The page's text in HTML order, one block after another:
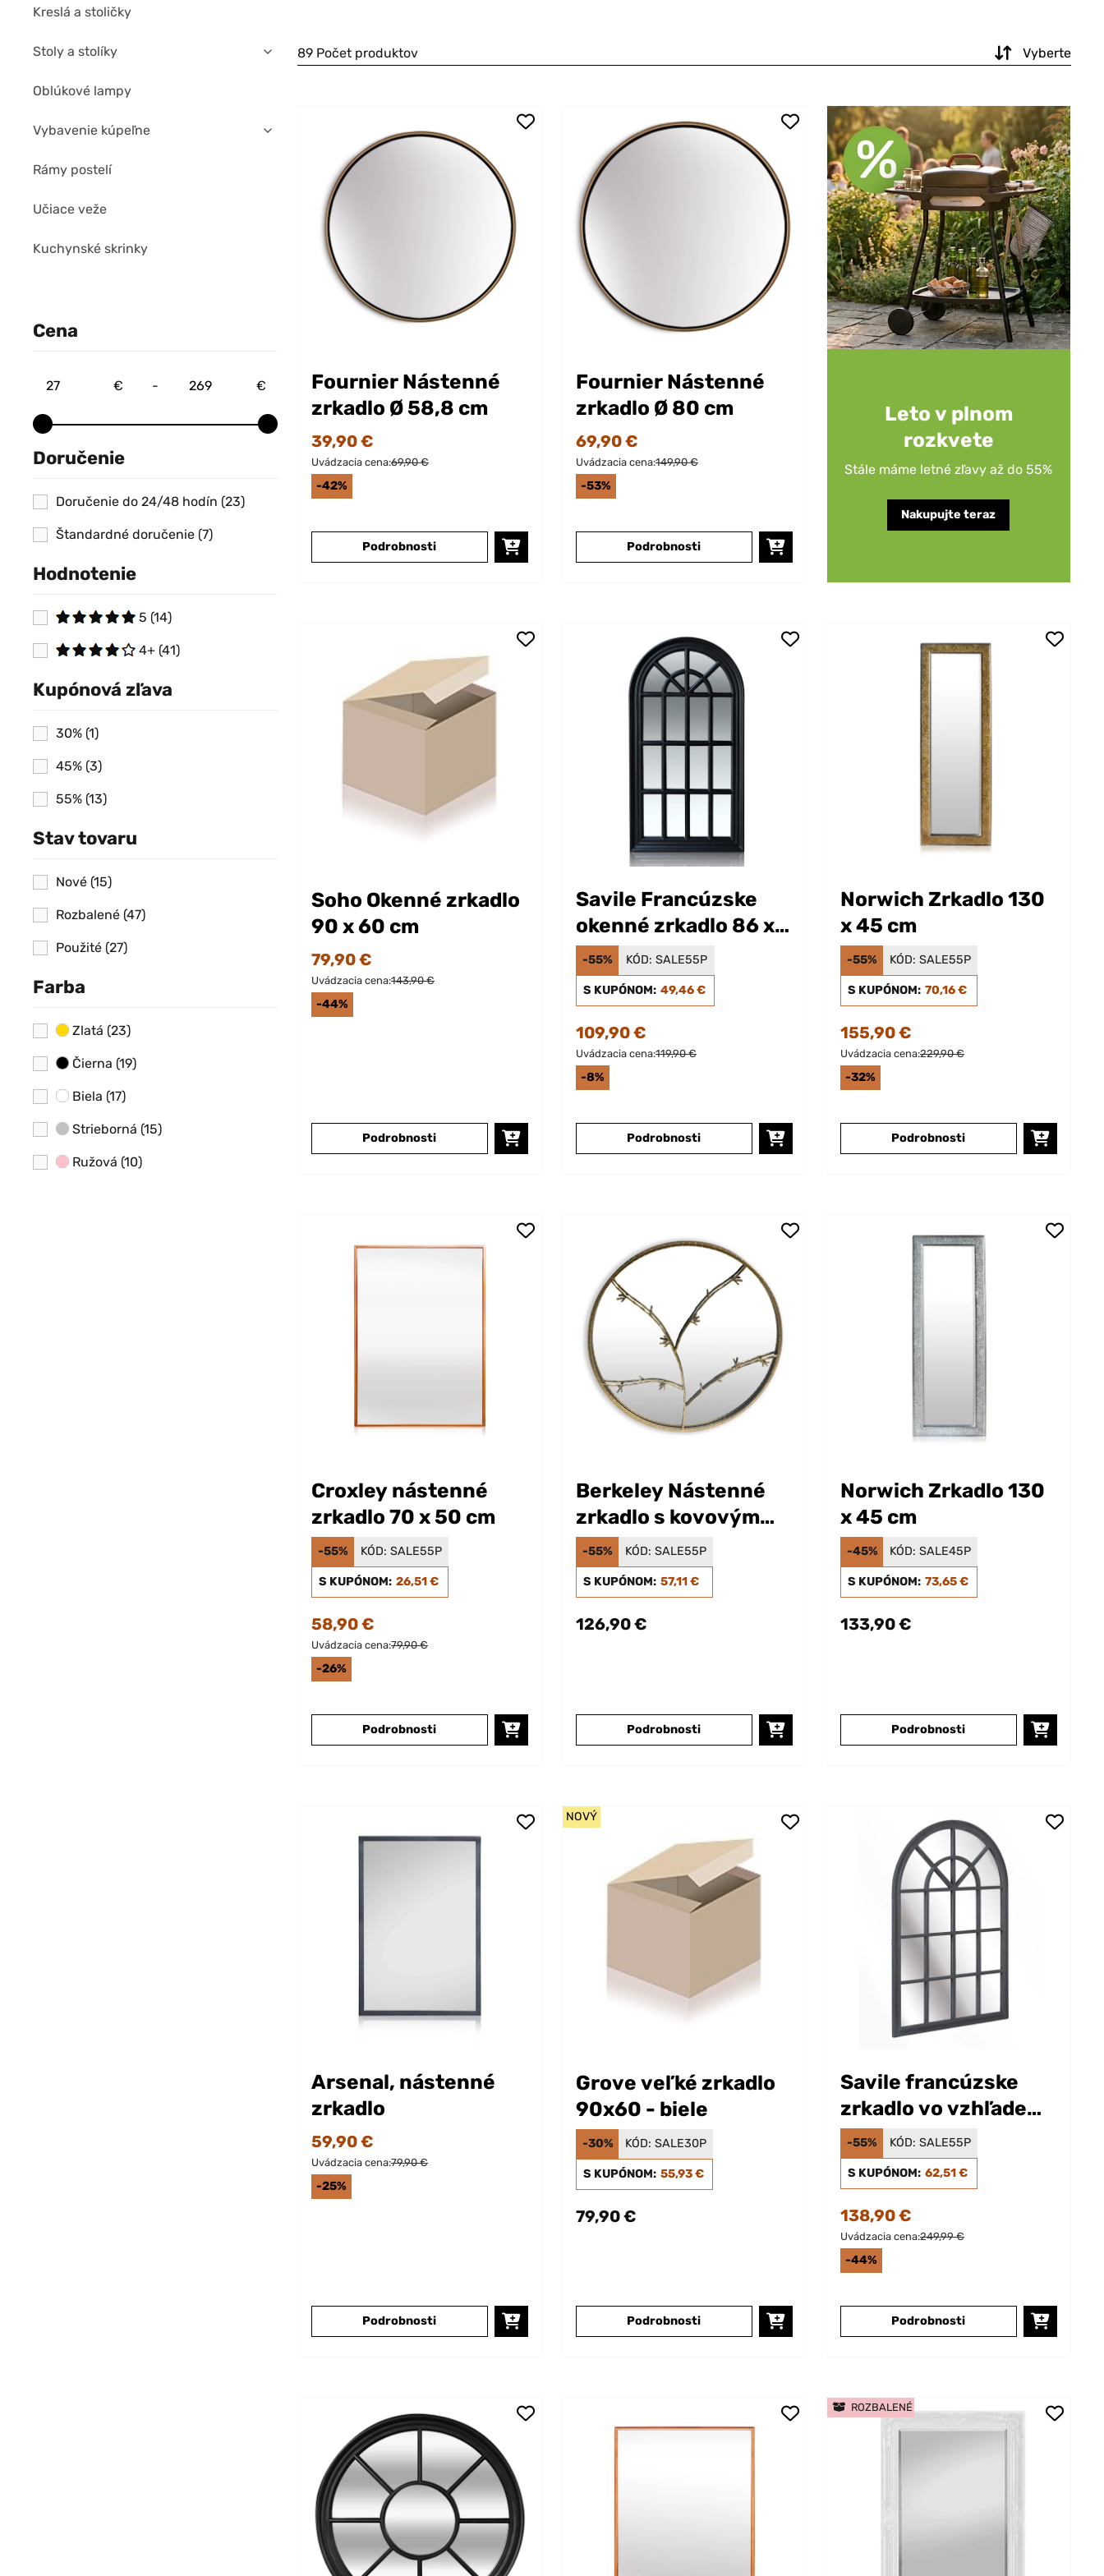
Kreslá a stoličky
Stoly a stolíky
Oblúkové lampy
Vybavenie kúpeľne
Rámy postelí
Učiace veže
Kuchynské skrinky
Cena
€ - €
Doručenie
Doručenie do 24/48 hodín (23)
Štandardné doručenie (7)
Hodnotenie
5 (14)
4+ (41)
Kupónová zľava
30% (1)
45% (3)
55% (13)
Stav tovaru
Nové (15)
Rozbalené (47)
Použité (27)
Farba
Zlatá (23)
Čierna (19)
Biela (17)
Strieborná (15)
Ružová (10)
89 Počet produktov Vyberte
Fournier Nástenné
zrkadlo Ø 58,8 cm
39,90 €
Uvádzacia cena:69,90 €
-42%
Podrobnosti
Fournier Nástenné
zrkadlo Ø 80 cm
69,90 €
Uvádzacia cena:149,90 €
-53%
Podrobnosti
Leto v plnom
rozkvete
Stále máme letné zľavy až do 55%
Nakupujte teraz
Soho Okenné zrkadlo
90 x 60 cm
79,90 €
Uvádzacia cena:143,90 €
-44%
Podrobnosti
Savile Francúzske
okenné zrkadlo 86 x
46 cm
-55% KÓD: SALE55P
S KUPÓNOM: 49,46 €
109,90 €
Uvádzacia cena:119,90 €
-8%
Podrobnosti
Norwich Zrkadlo 130
x 45 cm
-55% KÓD: SALE55P
S KUPÓNOM: 70,16 €
155,90 €
Uvádzacia cena:229,90 €
-32%
Podrobnosti
Croxley nástenné
zrkadlo 70 x 50 cm
-55% KÓD: SALE55P
S KUPÓNOM: 26,51 €
58,90 €
Uvádzacia cena:79,90 €
-26%
Podrobnosti
Berkeley Nástenné
zrkadlo s kovovým
rámom okrúhle Ø 80
cm
-55% KÓD: SALE55P
S KUPÓNOM: 57,11 €
126,90 €
Podrobnosti
Norwich Zrkadlo 130
x 45 cm
-45% KÓD: SALE45P
S KUPÓNOM: 73,65 €
133,90 €
Podrobnosti
Arsenal, nástenné
zrkadlo
59,90 €
Uvádzacia cena:79,90 €
-25%
Podrobnosti
Grove veľké zrkadlo
90x60 - biele
-30% KÓD: SALE30P
S KUPÓNOM: 55,93 €
79,90 €
Podrobnosti
NOVÝ
Savile francúzske
zrkadlo vo vzhľade
okna 120 x 80 cm
-55% KÓD: SALE55P
S KUPÓNOM: 62,51 €
138,90 €
Uvádzacia cena:249,99 €
-44%
Podrobnosti
ROZBALENÉ